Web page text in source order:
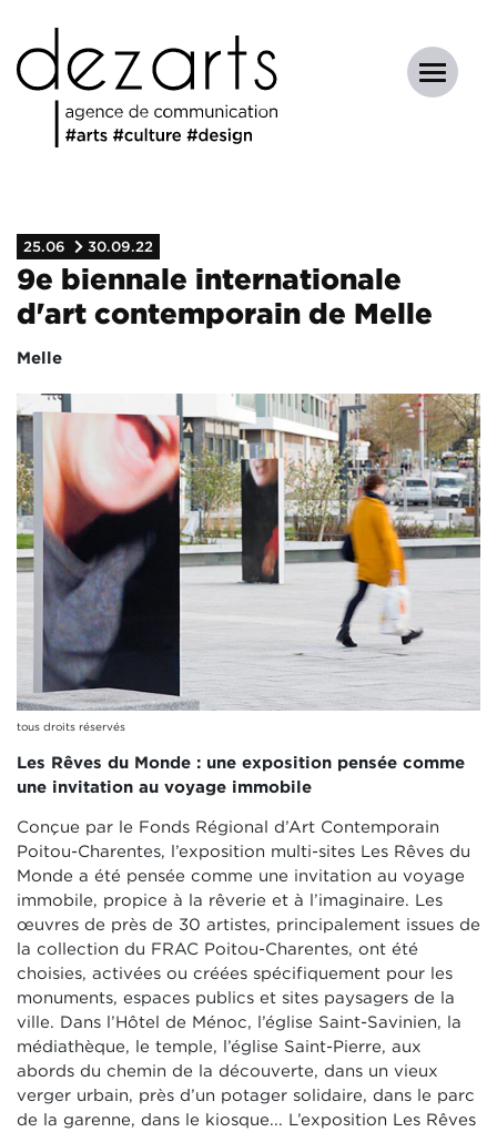
25.06 30.09.22
9e biennale internationale
d'art contemporain de Melle
Melle
tous droits réservés
Les Rêves du Monde : une exposition pensée comme
une invitation au voyage immobile
Conçue par le Fonds Régional d’Art Contemporain
Poitou-Charentes, l’exposition multi-sites Les Rêves du
Monde a été pensée comme une invitation au voyage
immobile, propice à la rêverie et à l’imaginaire. Les
œuvres de près de 30 artistes, principalement issues de
la collection du FRAC Poitou-Charentes, ont été
choisies, activées ou créées spécifiquement pour les
monuments, espaces publics et sites paysagers de la
ville. Dans l’Hôtel de Ménoc, l’église Saint-Savinien, la
médiathèque, le temple, l’église Saint-Pierre, aux
abords du chemin de la découverte, dans un vieux
verger urbain, près d’un potager solidaire, dans le parc
de la garenne, dans le kiosque... L’exposition Les Rêves